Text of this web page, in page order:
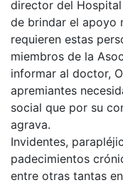
director del
de brindar el apoyo
requieren estas
miembros de la
informar al doctor,
apremiantes
social que por su
agrava.
Invidentes,
padecimientos
entre otras tantas